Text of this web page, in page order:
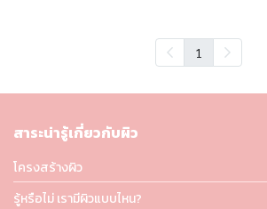
1
สาระน่ารู้เกี่ยวกับผิว
โครงสร้างผิว
รู้หรือไม่ เรามีผิวแบบไหน?